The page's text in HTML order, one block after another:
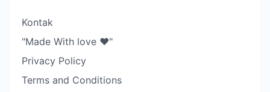
Kontak
"Made With love ❤️"
Privacy Policy
Terms and Conditions